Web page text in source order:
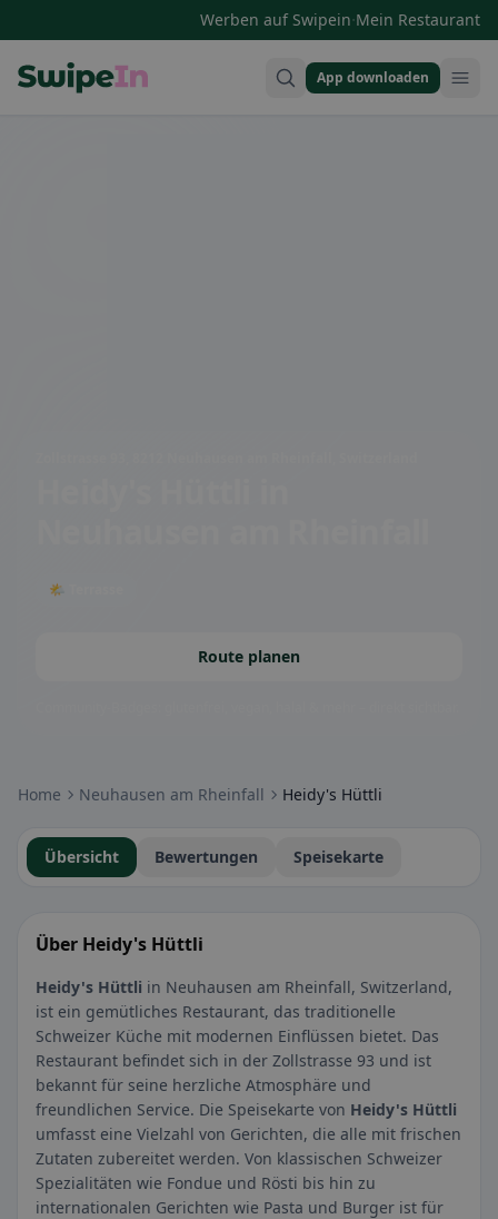
Werben auf Swipein·Mein Restaurant
App downloaden
🌤 Terrasse
Route planen
Home Neuhausen am Rheinfall Heidy's Hüttli
Übersicht Bewertungen Speisekarte
Über Heidy's Hüttli
Heidy's Hüttli in Neuhausen am Rheinfall, Switzerland,
ist ein gemütliches Restaurant, das traditionelle
Schweizer Küche mit modernen Einflüssen bietet. Das
Restaurant befindet sich in der Zollstrasse 93 und ist
bekannt für seine herzliche Atmosphäre und
freundlichen Service. Die Speisekarte von Heidy's Hüttli
umfasst eine Vielzahl von Gerichten, die alle mit frischen
Zutaten zubereitet werden. Von klassischen Schweizer
Spezialitäten wie Fondue und Rösti bis hin zu
internationalen Gerichten wie Pasta und Burger ist für